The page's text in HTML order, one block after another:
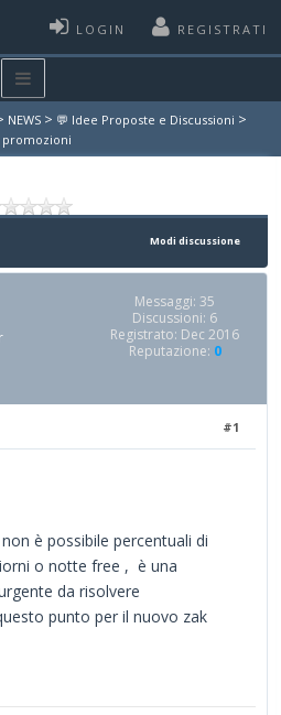
LOGIN REGISTRATI
NEWS > 💬 Idee Proposte e Discussioni >
promozioni
Modi discussione
Messaggi: 35
Discussioni: 6
Registrato: Dec 2016
Reputazione: 0
#1
è possibile percentuali di
o notte free , è una
da risolvere
punto per il nuovo zak